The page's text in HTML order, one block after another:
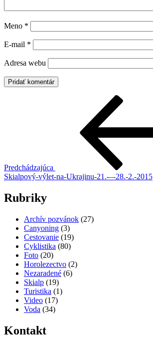
Meno *
E-mail *
Adresa webu
Predchádzajúca
Skialpový-výlet-na-Ukrajinu-21.-–-28.-2.-2015
Rubriky
Archív pozvánok (27)
Canyoning (3)
Cestovanie (19)
Cyklistika (80)
Foto (20)
Horolezectvo (2)
Nezaradené (6)
Skialp (19)
Turistika (1)
Video (17)
Voda (34)
Kontakt